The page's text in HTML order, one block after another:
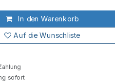
In den Warenkorb
Auf die Wunschliste
sofort